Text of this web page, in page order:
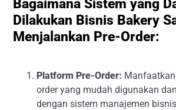
Bagaimana Sistem yang
Dilakukan Bisnis Bakery
Menjalankan Pre-Order:
Platform Pre-Order:
order yang mudah digunakan
dengan sistem manajemen